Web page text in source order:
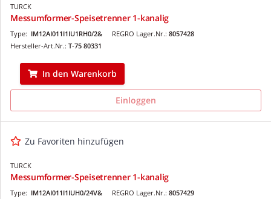
TURCK
Messumformer-Speisetrenner 1-kanalig
REGRO Lager.Nr.: 8057428
Type: IM12AI011I1IU1RH0/2&
Hersteller-Art.Nr.: T-75 80331
In den Warenkorb
Einloggen
Zu Favoriten hinzufügen
TURCK
Messumformer-Speisetrenner 1-kanalig
REGRO Lager.Nr.: 8057429
Type: IM12AI011I1IUH0/24V&